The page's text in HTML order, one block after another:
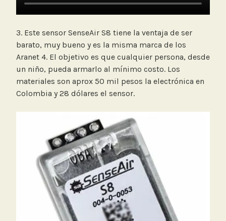
3. Este sensor SenseAir S8 tiene la ventaja de ser
barato, muy bueno y es la misma marca de los
Aranet 4. El objetivo es que cualquier persona, desde
un niño, pueda armarlo al mínimo costo. Los
materiales son aprox 50 mil pesos la electrónica en
Colombia y 28 dólares el sensor.